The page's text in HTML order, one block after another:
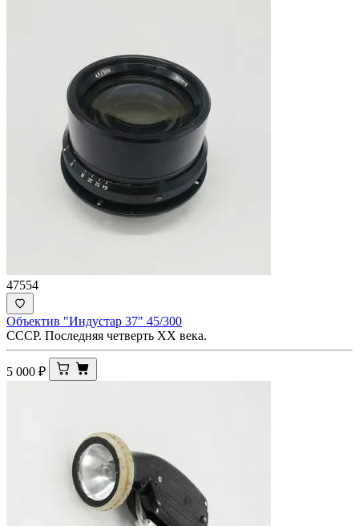
47554
Объектив "Индустар 37" 45/300
СССР. Последняя четверть XX века.
5 000 ₽